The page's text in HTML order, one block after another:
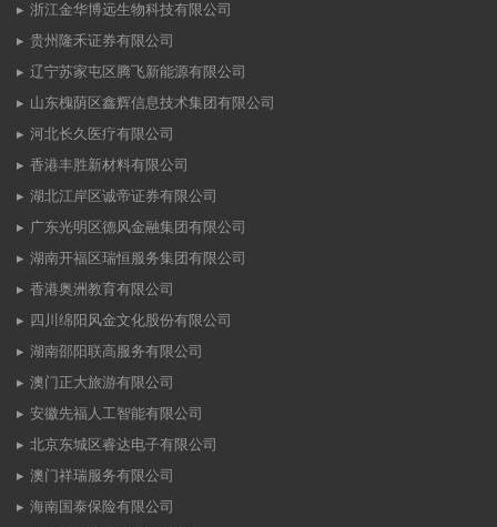
浙江金华博远生物科技有限公司
贵州隆禾证券有限公司
辽宁苏家屯区腾飞新能源有限公司
山东槐荫区鑫辉信息技术集团有限公司
河北长久医疗有限公司
香港丰胜新材料有限公司
湖北江岸区诚帝证券有限公司
广东光明区德风金融集团有限公司
湖南开福区瑞恒服务集团有限公司
香港奥洲教育有限公司
四川绵阳风金文化股份有限公司
湖南邵阳联高服务有限公司
澳门正大旅游有限公司
安徽先福人工智能有限公司
北京东城区睿达电子有限公司
澳门祥瑞服务有限公司
海南国泰保险有限公司